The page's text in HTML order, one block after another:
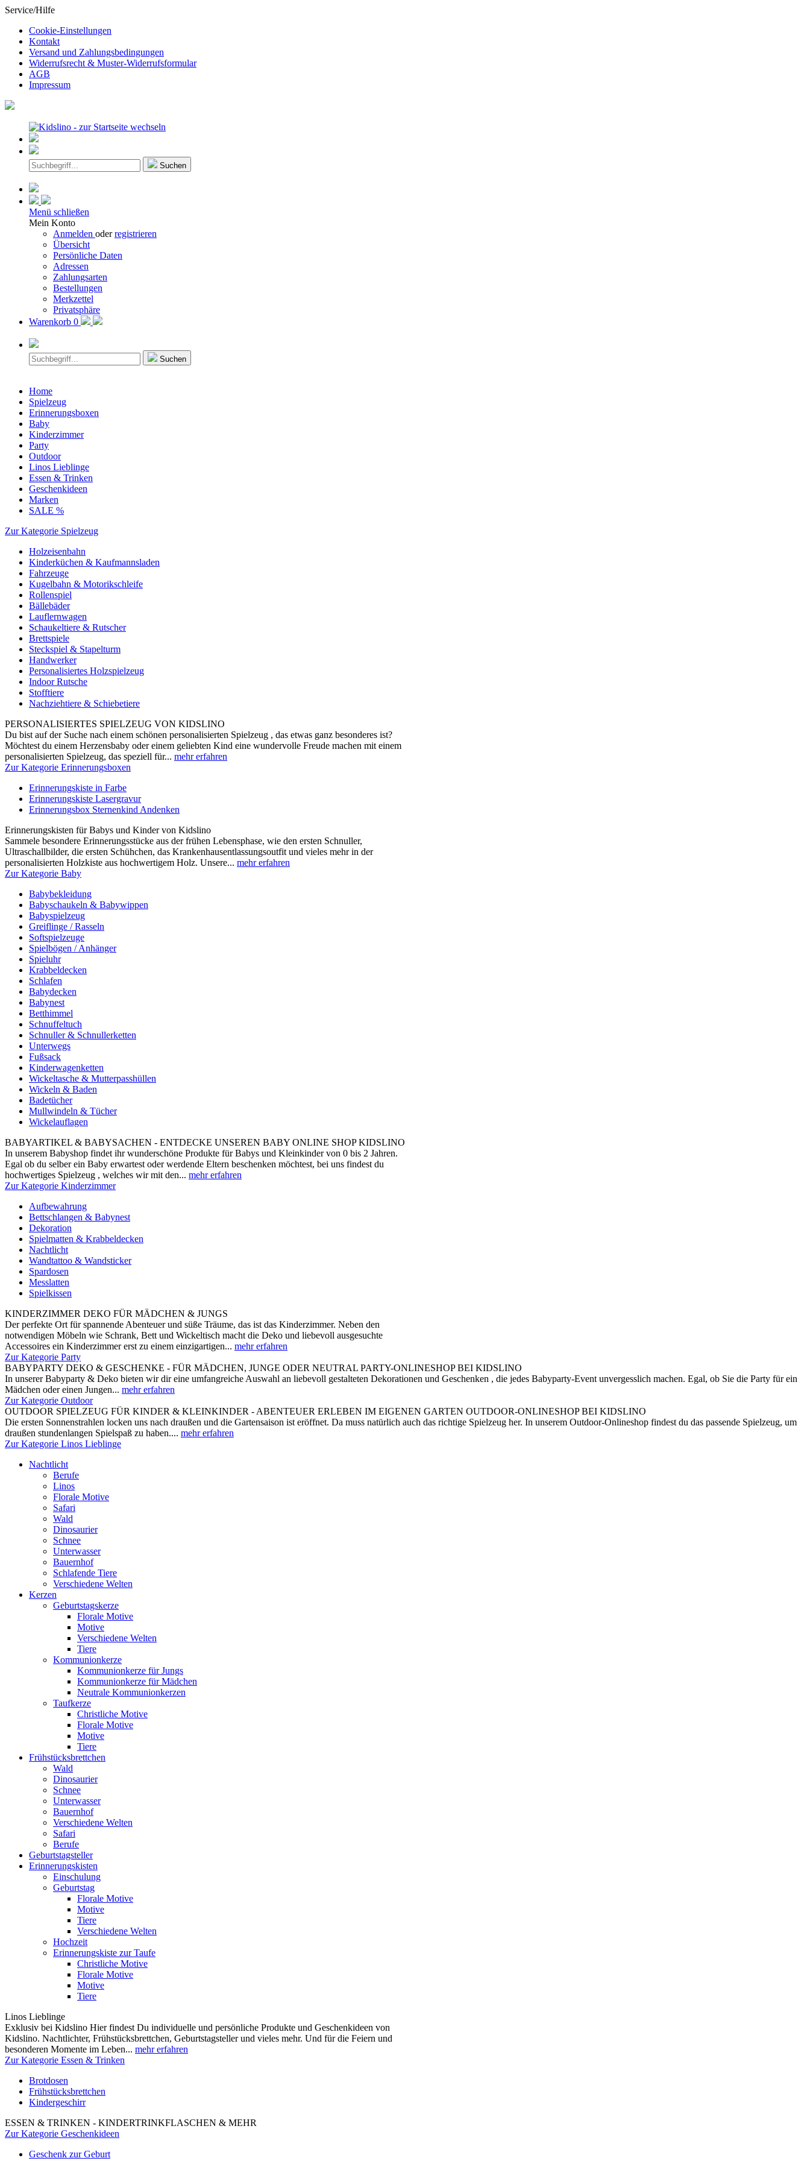
Service/Hilfe
Cookie-Einstellungen
Kontakt
Versand und Zahlungsbedingungen
Widerrufsrecht & Muster-Widerrufsformular
AGB
Impressum
Suchen
Menü schließen
Mein Konto
Anmelden oderregistrieren
Übersicht
Persönliche Daten
Adressen
Zahlungsarten
Bestellungen
Merkzettel
Privatsphäre
Warenkorb 0
Suchen
Home
Spielzeug
Erinnerungsboxen
Baby
Kinderzimmer
Party
Outdoor
Linos Lieblinge
Essen & Trinken
Geschenkideen
Marken
SALE %
Zur Kategorie Spielzeug
Holzeisenbahn
Kinderküchen & Kaufmannsladen
Fahrzeuge
Kugelbahn & Motorikschleife
Rollenspiel
Bällebäder
Lauflernwagen
Schaukeltiere & Rutscher
Brettspiele
Steckspiel & Stapelturm
Handwerker
Personalisiertes Holzspielzeug
Indoor Rutsche
Stofftiere
Nachziehtiere & Schiebetiere
PERSONALISIERTES SPIELZEUG VON KIDSLINO
Du bist auf der Suche nach einem schönen personalisierten Spielzeug , das etwas ganz besonderes ist?
Möchtest du einem Herzensbaby oder einem geliebten Kind eine wundervolle Freude machen mit einem
personalisierten Spielzeug, das speziell für... mehr erfahren
Zur Kategorie Erinnerungsboxen
Erinnerungskiste in Farbe
Erinnerungskiste Lasergravur
Erinnerungsbox Sternenkind Andenken
Erinnerungskisten für Babys und Kinder von Kidslino
Sammele besondere Erinnerungsstücke aus der frühen Lebensphase, wie den ersten Schnuller,
Ultraschallbilder, die ersten Schühchen, das Krankenhausentlassungsoutfit und vieles mehr in der
personalisierten Holzkiste aus hochwertigem Holz. Unsere... mehr erfahren
Zur Kategorie Baby
Babybekleidung
Babyschaukeln & Babywippen
Babyspielzeug
Greiflinge / Rasseln
Softspielzeuge
Spielbögen / Anhänger
Spieluhr
Krabbeldecken
Schlafen
Babydecken
Babynest
Betthimmel
Schnuffeltuch
Schnuller & Schnullerketten
Unterwegs
Fußsack
Kinderwagenketten
Wickeltasche & Mutterpasshüllen
Wickeln & Baden
Badetücher
Mullwindeln & Tücher
Wickelauflagen
BABYARTIKEL & BABYSACHEN - ENTDECKE UNSEREN BABY ONLINE SHOP KIDSLINO
In unserem Babyshop findet ihr wunderschöne Produkte für Babys und Kleinkinder von 0 bis 2 Jahren.
Egal ob du selber ein Baby erwartest oder werdende Eltern beschenken möchtest, bei uns findest du
hochwertiges Spielzeug , welches wir mit den... mehr erfahren
Zur Kategorie Kinderzimmer
Aufbewahrung
Bettschlangen & Babynest
Dekoration
Spielmatten & Krabbeldecken
Nachtlicht
Wandtattoo & Wandsticker
Spardosen
Messlatten
Spielkissen
KINDERZIMMER DEKO FÜR MÄDCHEN & JUNGS
Der perfekte Ort für spannende Abenteuer und süße Träume, das ist das Kinderzimmer. Neben den
notwendigen Möbeln wie Schrank, Bett und Wickeltisch macht die Deko und liebevoll ausgesuchte
Accessoires ein Kinderzimmer erst zu einem einzigartigen... mehr erfahren
Zur Kategorie Party
BABYPARTY DEKO & GESCHENKE - FÜR MÄDCHEN, JUNGE ODER NEUTRAL PARTY-ONLINESHOP BEI KIDSLINO
In unserer Babyparty & Deko bieten wir dir eine umfangreiche Auswahl an liebevoll gestalteten Dekorationen und Geschenken , die jedes Babyparty-Event unvergesslich machen. Egal, ob Sie die Party für ein
Mädchen oder einen Jungen... mehr erfahren
Zur Kategorie Outdoor
OUTDOOR SPIELZEUG FÜR KINDER & KLEINKINDER - ABENTEUER ERLEBEN IM EIGENEN GARTEN OUTDOOR-ONLINESHOP BEI KIDSLINO
Die ersten Sonnenstrahlen locken uns nach draußen und die Gartensaison ist eröffnet. Da muss natürlich auch das richtige Spielzeug her. In unserem Outdoor-Onlineshop findest du das passende Spielzeug, um
draußen stundenlangen Spielspaß zu haben.... mehr erfahren
Zur Kategorie Linos Lieblinge
Nachtlicht
Berufe
Linos
Florale Motive
Safari
Wald
Dinosaurier
Schnee
Unterwasser
Bauernhof
Schlafende Tiere
Verschiedene Welten
Kerzen
Geburtstagskerze
Florale Motive
Motive
Verschiedene Welten
Tiere
Kommunionkerze
Kommunionkerze für Jungs
Kommunionkerze für Mädchen
Neutrale Kommunionkerzen
Taufkerze
Christliche Motive
Florale Motive
Motive
Tiere
Frühstücksbrettchen
Wald
Dinosaurier
Schnee
Unterwasser
Bauernhof
Verschiedene Welten
Safari
Berufe
Geburtstagsteller
Erinnerungskisten
Einschulung
Geburtstag
Florale Motive
Motive
Tiere
Verschiedene Welten
Hochzeit
Erinnerungskiste zur Taufe
Christliche Motive
Florale Motive
Motive
Tiere
Linos Lieblinge
Exklusiv bei Kidslino Hier findest Du individuelle und persönliche Produkte und Geschenkideen von
Kidslino. Nachtlichter, Frühstücksbrettchen, Geburtstagsteller und vieles mehr. Und für die Feiern und
besonderen Momente im Leben... mehr erfahren
Zur Kategorie Essen & Trinken
Brotdosen
Frühstücksbrettchen
Kindergeschirr
ESSEN & TRINKEN - KINDERTRINKFLASCHEN & MEHR
Zur Kategorie Geschenkideen
Geschenk zur Geburt